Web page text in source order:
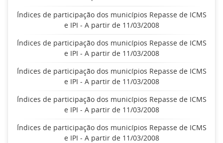
Índices de participação dos municípios Repasse de ICMS
e IPI - A partir de 11/03/2008
Índices de participação dos municípios Repasse de ICMS
e IPI - A partir de 11/03/2008
Índices de participação dos municípios Repasse de ICMS
e IPI - A partir de 11/03/2008
Índices de participação dos municípios Repasse de ICMS
e IPI - A partir de 11/03/2008
Índices de participação dos municípios Repasse de ICMS
e IPI - A partir de 11/03/2008